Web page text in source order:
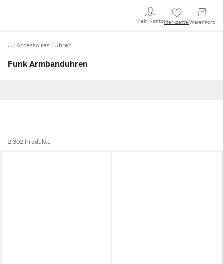
Mein KontoMerkzettel Warenkorb
… Accessoires Uhren
Funk Armbanduhren
2.302 Produkte